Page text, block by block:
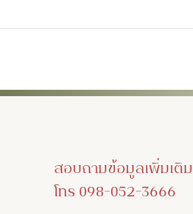
สอบถามข้อมูลเพิ่มเติม
โทร 098-052-3666